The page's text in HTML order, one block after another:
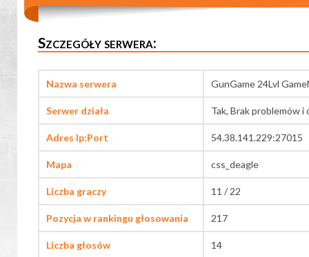
Szczegóły serwera:
Nazwa serwera GunGame 24Lvl
Serwer działa Tak, Brak problemów i
Adres Ip:Port 54.38.141.229:27015
Mapa css_deagle
Liczba graczy 11 / 22
Pozycja w rankingu głosowania 217
Liczba głosów 14